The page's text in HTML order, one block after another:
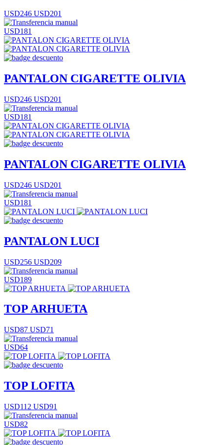
USD246 USD201
USD181
PANTALON CIGARETTE OLIVIA
USD246 USD201
USD181
PANTALON CIGARETTE OLIVIA
USD246 USD201
USD181
PANTALON LUCI
USD256 USD209
USD189
TOP ARHUETA
USD87 USD71
USD64
TOP LOFITA
USD112 USD91
USD82